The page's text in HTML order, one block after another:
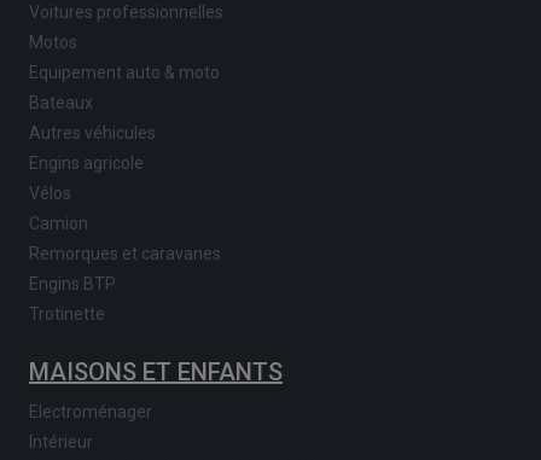
Voitures professionnelles
Motos
Equipement auto & moto
Bateaux
Autres véhicules
Engins agricole
Vélos
Camion
Remorques et caravanes
Engins BTP
Trotinette
MAISONS ET ENFANTS
Electroménager
Intérieur